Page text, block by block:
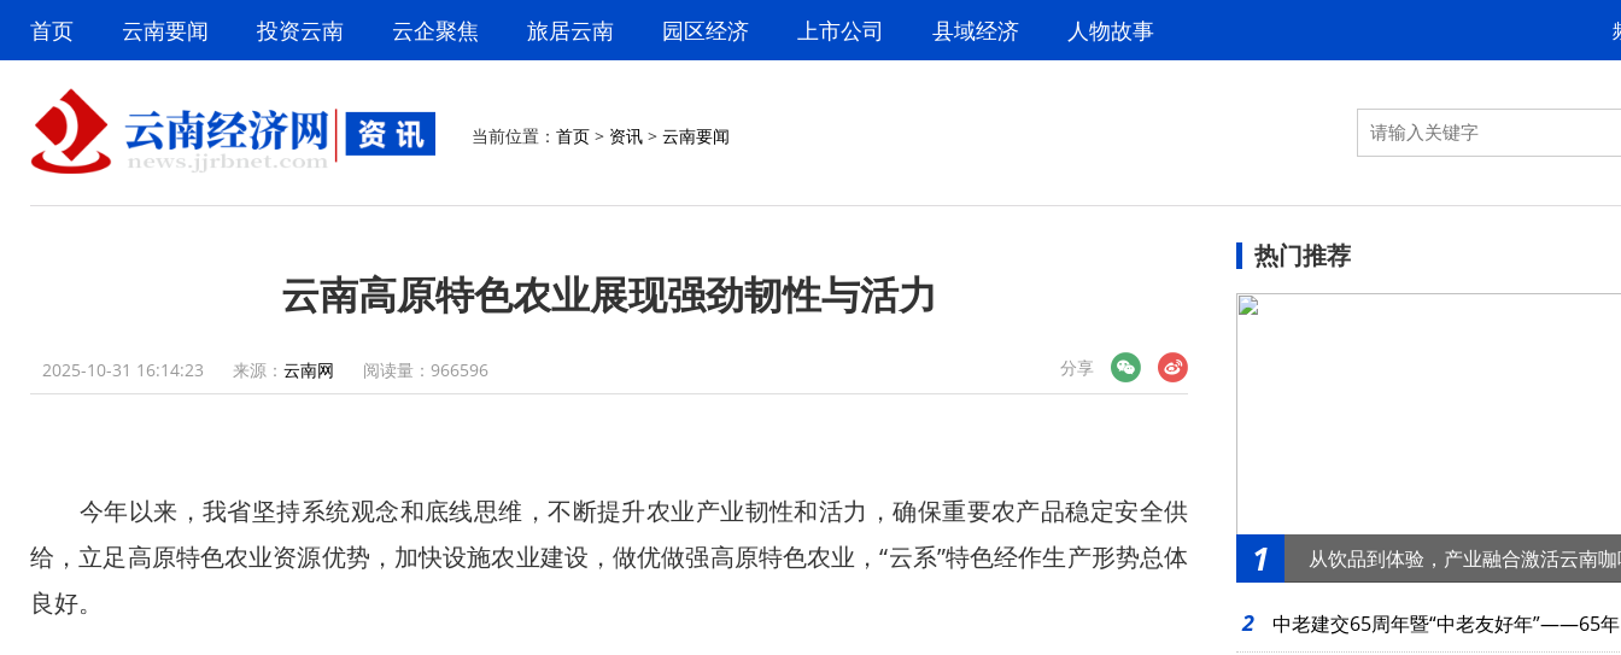
首页 云南要闻 投资云南 云企聚焦 旅居云南 园区经济 上市公司 县域经济 人物故事
当前位置： 首页 > 资讯 > 云南要闻
云南高原特色农业展现强劲韧性与活力
2025-10-31 16:14:23 来源： 云南网 阅读量： 966596 分享
微博
今年以来，我省坚持系统观念和底线思维，不断提升农业产业韧性和活力，确保重要农产品稳定安全供
给，立足高原特色农业资源优势，加快设施农业建设，做优做强高原特色农业，“云系”特色经作生产形势总体
良好。
热门推荐
从饮品到体验，产业融合激活云南
1
2 中老建交65周年暨“中老友好年”——65